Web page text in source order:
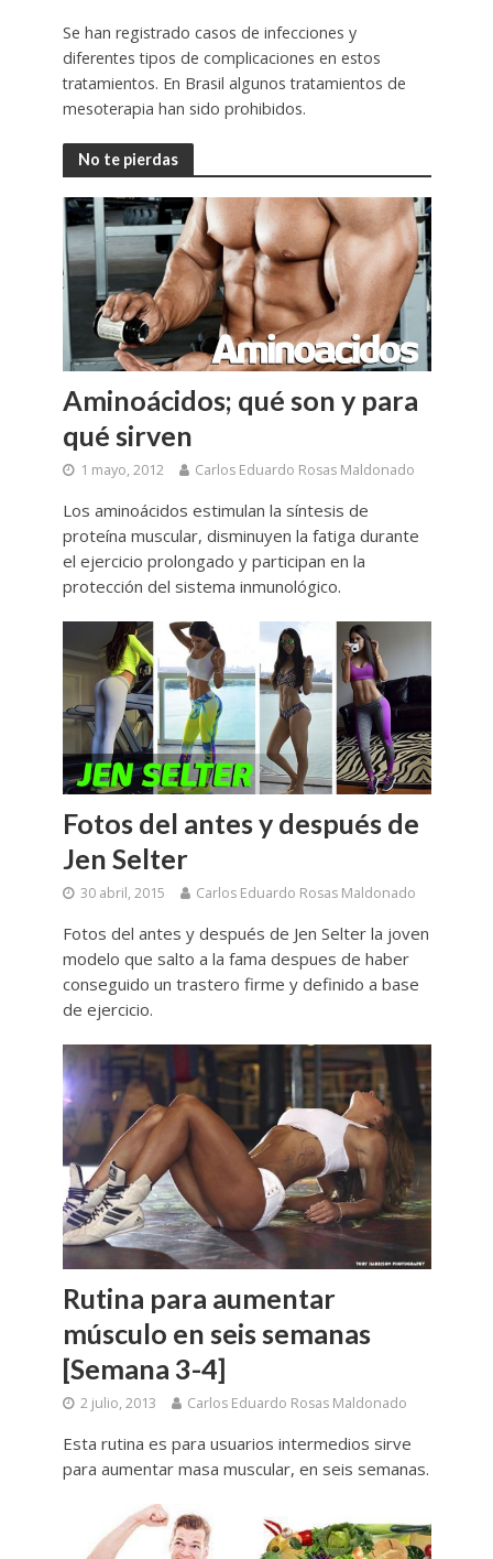
Se han registrado casos de infecciones y
diferentes tipos de complicaciones en estos
tratamientos. En Brasil algunos tratamientos de
mesoterapia han sido prohibidos.
No te pierdas
Aminoácidos; qué son y para
qué sirven
1 mayo, 2012 Carlos Eduardo Rosas Maldonado
Los aminoácidos estimulan la síntesis de
proteína muscular, disminuyen la fatiga durante
el ejercicio prolongado y participan en la
protección del sistema inmunológico.
Fotos del antes y después de
Jen Selter
30 abril, 2015 Carlos Eduardo Rosas Maldonado
Fotos del antes y después de Jen Selter la joven
modelo que salto a la fama despues de haber
conseguido un trastero firme y definido a base
de ejercicio.
Rutina para aumentar
músculo en seis semanas
[Semana 3-4]
2 julio, 2013 Carlos Eduardo Rosas Maldonado
Esta rutina es para usuarios intermedios sirve
para aumentar masa muscular, en seis semanas.